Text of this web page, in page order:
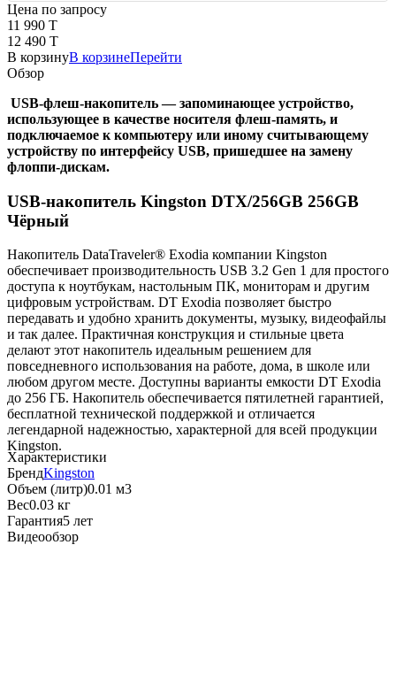
Цена по запросу
11 990 T
12 490 T
В корзинуВ корзинеПерейти
Обзор
USB-флеш-накопитель — запоминающее устройство,
использующее в качестве носителя флеш-память, и
подключаемое к компьютеру или иному считывающему
устройству по интерфейсу USB, пришедшее на замену
флоппи-дискам.
USB-накопитель Kingston DTX/256GB 256GB
Чёрный
Накопитель DataTraveler® Exodia компании Kingston
обеспечивает производительность USB 3.2 Gen 1 для простого
доступа к ноутбукам, настольным ПК, мониторам и другим
цифровым устройствам. DT Exodia позволяет быстро
передавать и удобно хранить документы, музыку, видеофайлы
и так далее. Практичная конструкция и стильные цвета
делают этот накопитель идеальным решением для
повседневного использования на работе, дома, в школе или
любом другом месте. Доступны варианты емкости DT Exodia
до 256 ГБ. Накопитель обеспечивается пятилетней гарантией,
бесплатной технической поддержкой и отличается
легендарной надежностью, характерной для всей продукции
Kingston.
Характеристики
БрендKingston
Объем (литр)0.01 м3
Вес0.03 кг
Гарантия5 лет
Видеообзор